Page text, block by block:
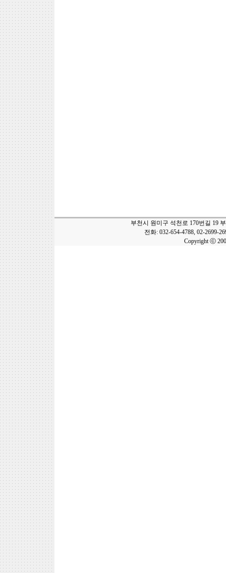
부천시 원미구 석천로 170번길 19
전화: 032-654-4788, 02-2699-
Copyright ⓒ